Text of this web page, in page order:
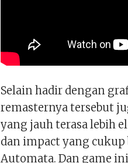
Selain hadir dengan
remasternya tersebut
yang jauh terasa lebih
dan impact yang
Automata. Dan game